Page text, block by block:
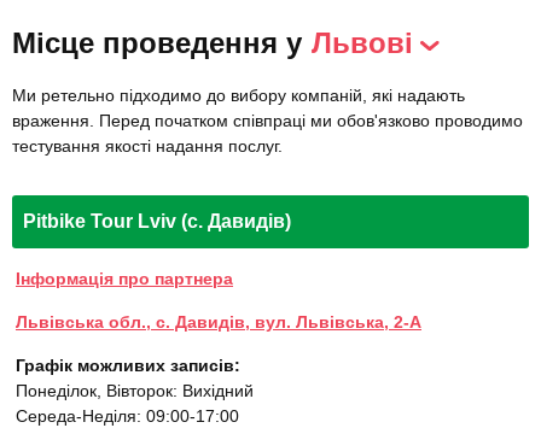
Місце проведення у Львові
Ми ретельно підходимо до вибору компаній, які надають
враження. Перед початком співпраці ми обов'язково проводимо
тестування якості надання послуг.
Pitbike Tour Lviv (с. Давидів)
Інформація про партнера
Львівська обл., с. Давидів, вул. Львівська, 2-А
Графік можливих записів:
Понеділок, Вівторок: Вихідний
Середа-Неділя: 09:00-17:00